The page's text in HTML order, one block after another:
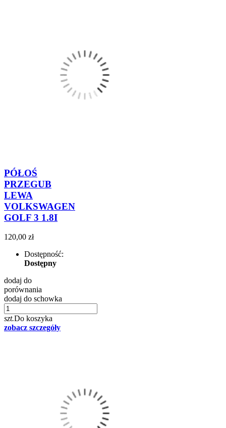
PÓŁOŚ
PRZEGUB
LEWA
VOLKSWAGEN
GOLF 3 1.8I
120,00 zł
Dostępność:
Dostępny
dodaj do
porównania
dodaj do schowka
szt.Do koszyka
zobacz szczegóły